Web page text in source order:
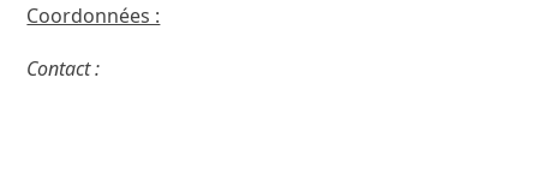
Coordonnées :
Contact :